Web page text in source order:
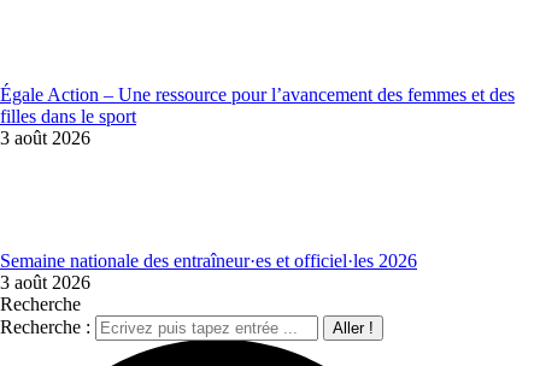
Égale Action – Une ressource pour l’avancement des femmes et des
filles dans le sport
3 août 2026
Semaine nationale des entraîneur·es et officiel·les 2026
3 août 2026
Recherche
Recherche :